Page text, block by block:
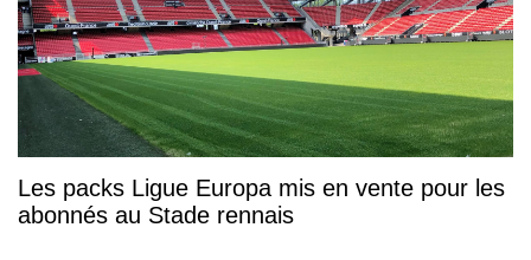
Les packs Ligue Europa mis en vente pour les
abonnés au Stade rennais